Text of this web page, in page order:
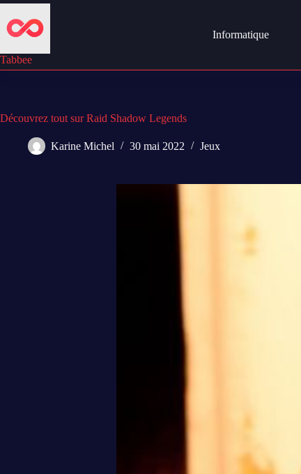
Passer
contenu
Tabbee
Informatique
Découvrez tout sur Raid Shadow Legends
Karine Michel 30 mai 2022 Jeux